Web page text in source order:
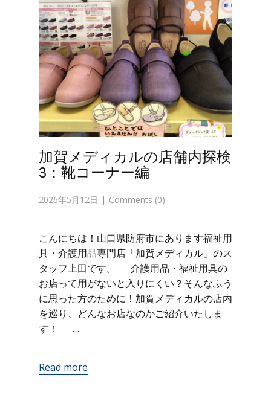
加賀メディカルの店舗内探検
3：靴コーナー編
2026年5月12日 Comments (0)
こんにちは！山口県防府市にあります福祉用
具・介護用品専門店「加賀メディカル」のス
タッフ上田です。 介護用品・福祉用具の
お店って用がないと入りにくい？そんなふう
に思った方のために！加賀メディカルの店内
を巡り、どんなお店なのかご紹介いたしま
す！ …
Read more